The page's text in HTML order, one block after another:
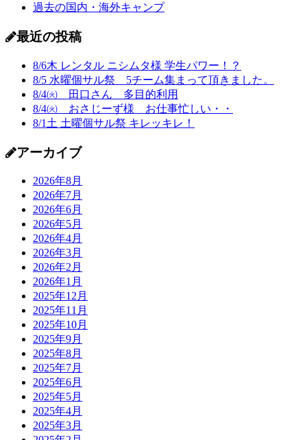
過去の国内・海外キャンプ
最近の投稿
8/6木 レンタル ニシムタ様 学生パワー！？
8/5 水曜個サル祭 5チーム集まって頂きました。
8/4㈫ 田口さん 多目的利用
8/4㈫ おさじーず様 お仕事忙しい・・
8/1土 土曜個サル祭 キレッキレ！
アーカイブ
2026年8月
2026年7月
2026年6月
2026年5月
2026年4月
2026年3月
2026年2月
2026年1月
2025年12月
2025年11月
2025年10月
2025年9月
2025年8月
2025年7月
2025年6月
2025年5月
2025年4月
2025年3月